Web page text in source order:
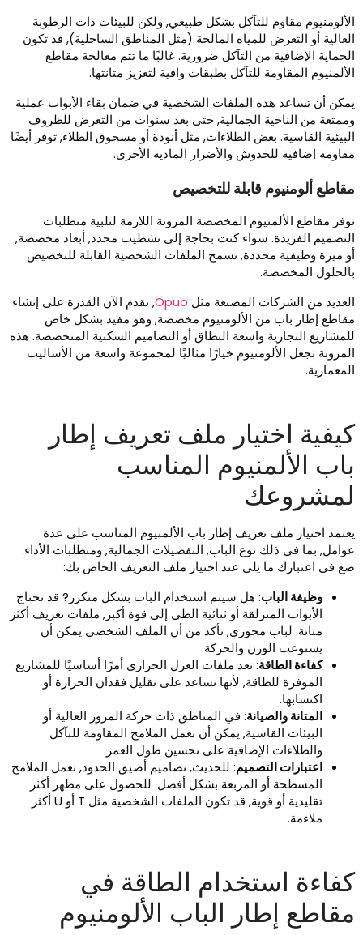
مقاوم للتآكل بشكل طبيعي, ولكن للبيئات ذات الرطوبة
أو التعرض للمياه المالحة (مثل المناطق الساحلية), قد تكون
الإضافية من التآكل ضرورية. غالبًا ما تتم معالجة مقاطع
المقاومة للتآكل بطبقات واقية لتعزيز متانتها.
أن تساعد هذه الملفات الشخصية في ضمان بقاء الأبواب عملية
من الناحية الجمالية, حتى بعد سنوات من التعرض للظروف
القاسية. بعض الطلاءات, مثل أنودة أو مسحوق الطلاء, توفر أيضًا
إضافية للخدوش والأضرار المادية الأخرى.
ألومنيوم قابلة للتخصيص
مقاطع الألمنيوم المخصصة المرونة اللازمة لتلبية متطلبات
الفريدة. سواء كنت بحاجة إلى تشطيب محدد, أبعاد مخصصة,
ميزة وظيفية محددة, تسمح الملفات الشخصية القابلة للتخصيص
المخصصة.
من الشركات المصنعة مثلOpuo, نقدم الآن القدرة على إنشاء
إطار باب من الألومنيوم مخصصة, وهو مفيد بشكل خاص
التجارية واسعة النطاق أو التصاميم السكنية المتخصصة. هذه
تجعل الألومنيوم خيارًا مثاليًا لمجموعة واسعة من الأساليب
اختيار ملف تعريف إطار
الألمنيوم المناسب
اختيار ملف تعريف إطار باب الألمنيوم المناسب على عدة
بما في ذلك نوع الباب, التفضيلات الجمالية, ومتطلبات الأداء.
في اعتبارك ما يلي عند اختيار ملف التعريف الخاص بك:
وظيفة الباب: هل سيتم استخدام الباب بشكل متكرر? قد تحتاج
الأبواب المنزلقة أو ثنائية الطي إلى قوة أكبر, ملفات تعريف أكثر
متانة. لباب محوري, تأكد من أن الملف الشخصي يمكن أن
يستوعب الوزن والحركة.
كفاءة الطاقة: تعد ملفات العزل الحراري أمرًا أساسيًا للمشاريع
الموفرة للطاقة, لأنها تساعد على تقليل فقدان الحرارة أو
اكتسابها.
المتانة والصيانة: في المناطق ذات حركة المرور العالية أو
البيئات القاسية, يمكن أن تعمل الملامح المقاومة للتآكل
والطلاءات الإضافية على تحسين طول العمر.
اعتبارات التصميم: للحديث, تصاميم أضيق الحدود, تعمل الملامح
المسطحة أو المربعة بشكل أفضل. للحصول على مظهر أكثر
تقليدية أو قوية, قد تكون الملفات الشخصية مثل T أو U أكثر
ملاءمة.
استخدام الطاقة في
إطار الباب الألومنيوم